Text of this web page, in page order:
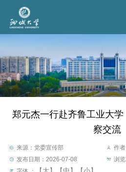
郑元杰一行赴齐鲁工业大
察交流
来源：党委宣传部
作
发布日期：2026-07-08
浏